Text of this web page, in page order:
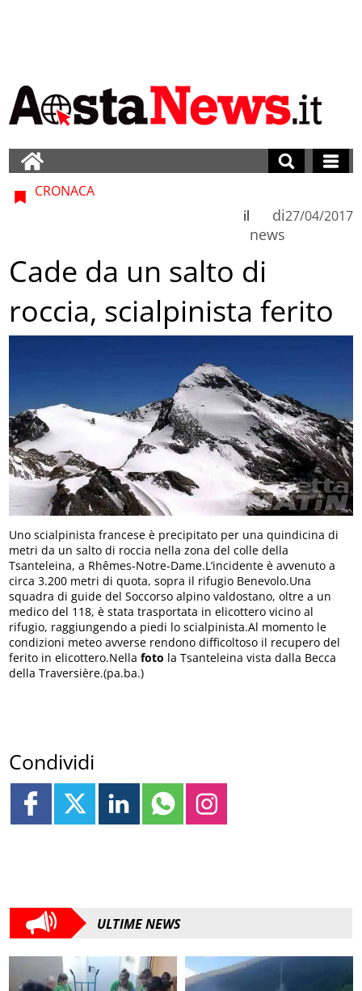
CRONACA
di
news
il 27/04/2017
Cade da un salto di
roccia, scialpinista ferito
Uno scialpinista francese è precipitato per una quindicina di
metri da un salto di roccia nella zona del colle della
Tsanteleina, a Rhêmes-Notre-Dame.L’incidente è avvenuto a
circa 3.200 metri di quota, sopra il rifugio Benevolo.Una
squadra di guide del Soccorso alpino valdostano, oltre a un
medico del 118, è stata trasportata in elicottero vicino al
rifugio, raggiungendo a piedi lo scialpinista.Al momento le
condizioni meteo avverse rendono difficoltoso il recupero del
ferito in elicottero.Nellafoto la Tsanteleina vista dalla Becca
della Traversière.(pa.ba.)
Condividi
ULTIME NEWS